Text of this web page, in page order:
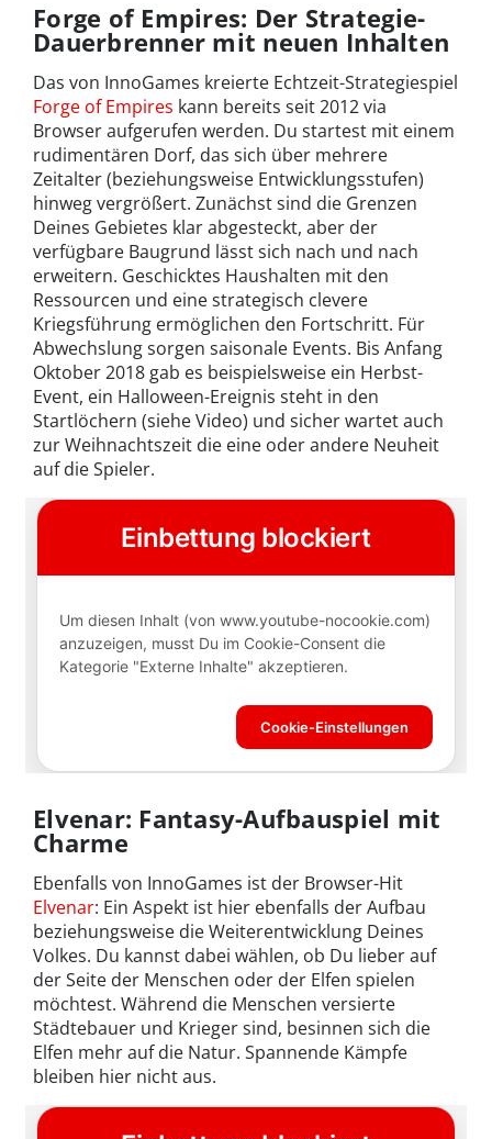
Forge of Empires: Der Strategie-
Dauerbrenner mit neuen Inhalten
Das von InnoGames kreierte Echtzeit-Strategiespiel
Forge of Empires kann bereits seit 2012 via
Browser aufgerufen werden. Du startest mit einem
rudimentären Dorf, das sich über mehrere
Zeitalter (beziehungsweise Entwicklungsstufen)
hinweg vergrößert. Zunächst sind die Grenzen
Deines Gebietes klar abgesteckt, aber der
verfügbare Baugrund lässt sich nach und nach
erweitern. Geschicktes Haushalten mit den
Ressourcen und eine strategisch clevere
Kriegsführung ermöglichen den Fortschritt. Für
Abwechslung sorgen saisonale Events. Bis Anfang
Oktober 2018 gab es beispielsweise ein Herbst-
Event, ein Halloween-Ereignis steht in den
Startlöchern (siehe Video) und sicher wartet auch
zur Weihnachtszeit die eine oder andere Neuheit
auf die Spieler.
Elvenar: Fantasy-Aufbauspiel mit
Charme
Ebenfalls von InnoGames ist der Browser-Hit
Elvenar: Ein Aspekt ist hier ebenfalls der Aufbau
beziehungsweise die Weiterentwicklung Deines
Volkes. Du kannst dabei wählen, ob Du lieber auf
der Seite der Menschen oder der Elfen spielen
möchtest. Während die Menschen versierte
Städtebauer und Krieger sind, besinnen sich die
Elfen mehr auf die Natur. Spannende Kämpfe
bleiben hier nicht aus.